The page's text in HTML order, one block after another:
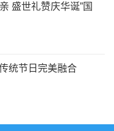
盛世礼赞庆华诞”国
统节日完美融合